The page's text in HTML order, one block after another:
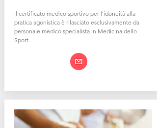
Il certificato medico sportivo per l’idoneità alla
pratica agonistica è rilasciato esclusivamente da
personale medico specialista in Medicina dello
Sport.